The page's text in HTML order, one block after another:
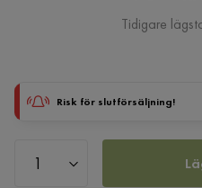
Tidigare
Risk för slutförsäljning!